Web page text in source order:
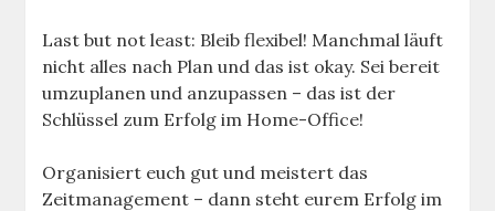
Last but not least: Bleib flexibel! Manchmal läuft
nicht alles nach Plan und das ist okay. Sei bereit
umzuplanen und anzupassen – das ist der
Schlüssel zum Erfolg im Home-Office!
Organisiert euch gut und meistert das
Zeitmanagement – dann steht eurem Erfolg im